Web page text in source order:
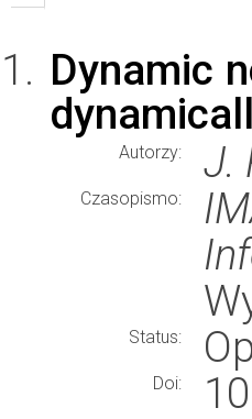
Dynamic
Autorzy: J.
Czasopismo:
Status:
Doi: